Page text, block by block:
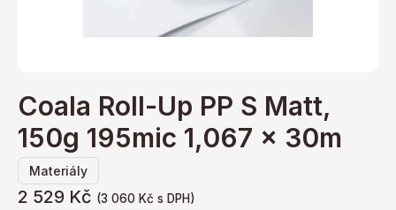
Materiály
Coala Roll-Up PP S Matt,
150g 195mic 1,067 x 30m
2 529 Kč (3 060 Kč s DPH)